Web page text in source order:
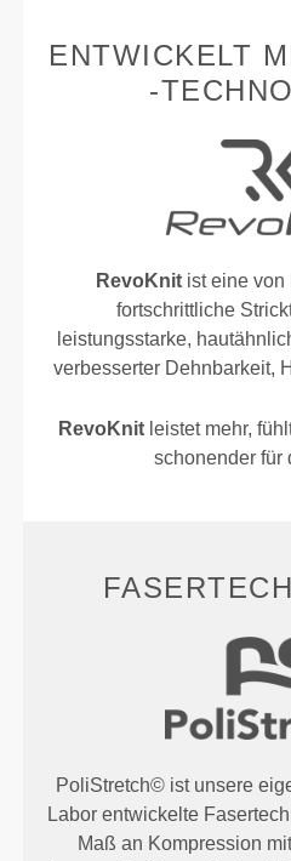
ENTWICKELT
-
RevoKnit ist eine
fortschrittliche
leistungsstarke,
verbesserter Dehnbarkeit,
RevoKnitleistet mehr,
schonender für
PoliStretch© ist unsere
Labor entwickelte
Maß an Kompression